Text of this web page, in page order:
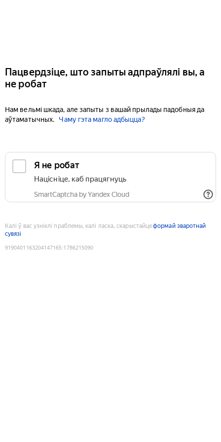
Пацвердзіце, што запыты адпраўлялі вы, а
не робат
Нам вельмі шкада, але запыты з вашай прылады падобныя да
аўтаматычных.
Чаму гэта магло адбыцца?
Я не робат
Націсніце, каб працягнуць
SmartCaptcha by Yandex Cloud
Калі ў вас узніклі праблемы, калі ласка, скарыстайцеформай зваротнай
сувязі
9190401163204147165:1786215090